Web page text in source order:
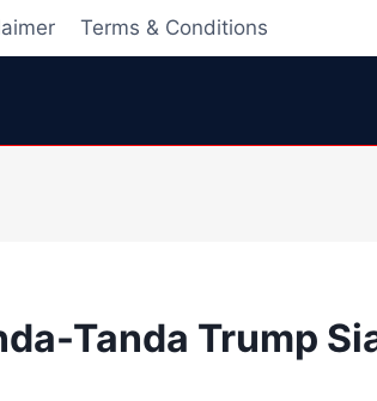
Terms & Conditions
Tanda Trump